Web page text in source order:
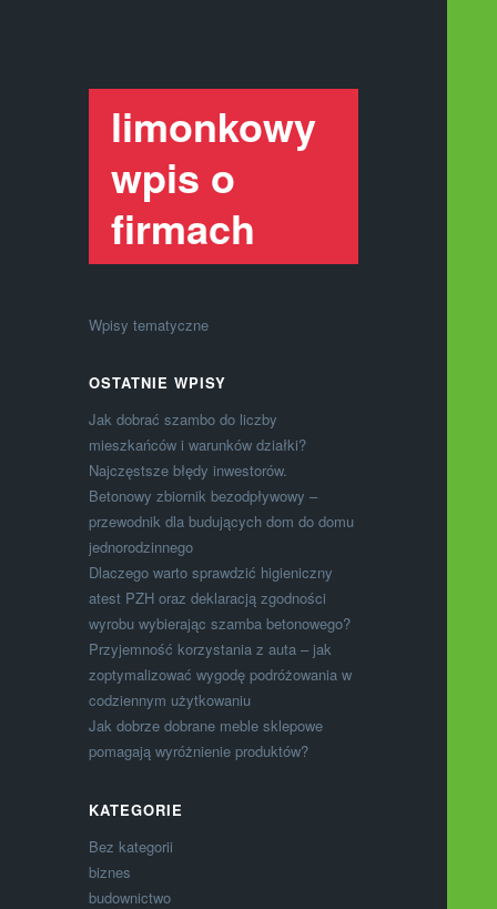
limonkowy
wpis o
firmach
Wpisy tematyczne
OSTATNIE WPISY
Jak dobrać szambo do liczby
mieszkańców i warunków działki?
Najczęstsze błędy inwestorów.
Betonowy zbiornik bezodpływowy –
przewodnik dla budujących dom do domu
jednorodzinnego
Dlaczego warto sprawdzić higieniczny
atest PZH oraz deklaracją zgodności
wyrobu wybierając szamba betonowego?
Przyjemność korzystania z auta – jak
zoptymalizować wygodę podróżowania w
codziennym użytkowaniu
Jak dobrze dobrane meble sklepowe
pomagają wyróżnienie produktów?
KATEGORIE
Bez kategorii
biznes
budownictwo